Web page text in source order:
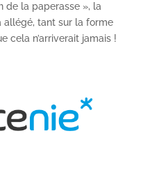
de la paperasse », la
allégé, tant sur la forme
cela n’arriverait jamais !